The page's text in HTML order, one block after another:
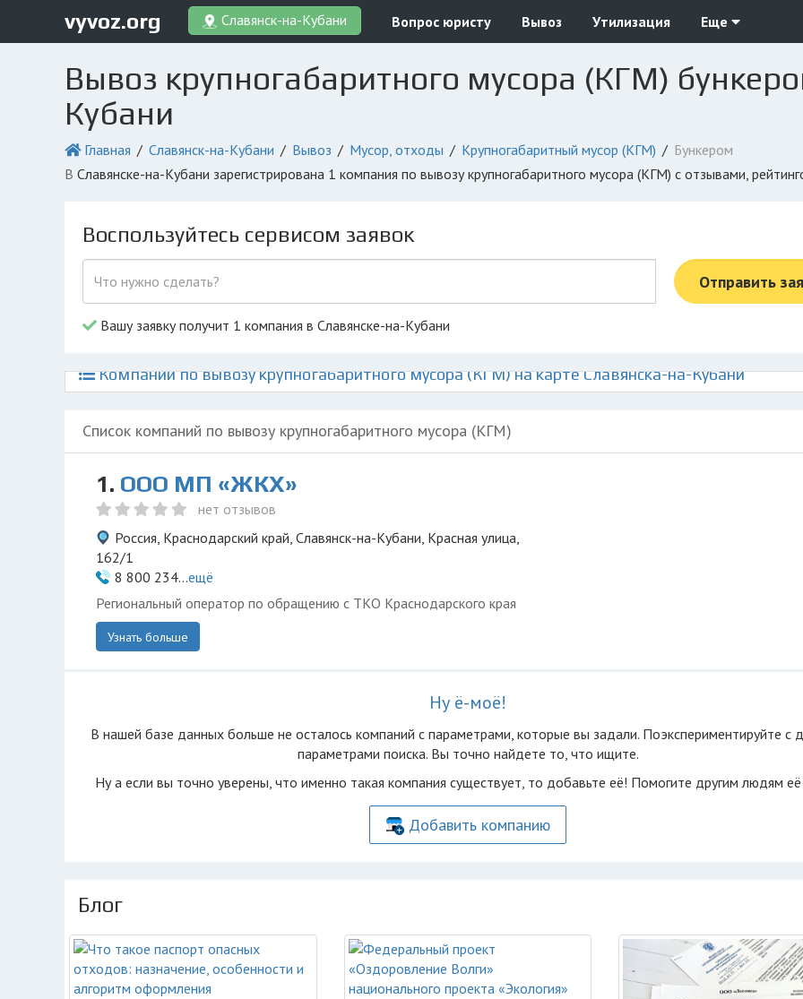
vyvoz.org Славянск-на-Кубани Вопрос юристу Вывоз Утилизация Еще
Вывоз крупногабаритного мусора (КГМ)
Кубани
Главная Славянск-на-Кубани Вывоз Мусор, отходы Крупногабаритный мусор (КГМ)
Бункером
в Славянске-на-Кубани зарегистрирована 1 компания по вывозу крупногабаритного мусора (КГМ) с отзывами,
Воспользуйтесь сервисом заявок
Отправить
Вашу заявку получит 1 компания в Славянске-на-Кубани
Компании по вывозу крупногабаритного мусора (КГМ) на карте Славянска-на-Кубани
Список компаний по вывозу крупногабаритного мусора (КГМ)
1. ООО МП «ЖКХ»
нет отзывов
Россия, Краснодарский край, Славянск-на-Кубани, Красная улица,
162/1
8 800 234...ещё
Региональный оператор по обращению с ТКО Краснодарского края
Узнать больше
Ну ё-моё!
В нашей базе данных больше не осталоcь компаний с параметрами, которые вы задали. Поэкспериментируйте с
параметрами поиска. Вы точно найдете то, что ищите.
Ну а если вы точно уверены, что именно такая компания существует, то добавьте её! Помогите другим людям
Добавить компанию
Блог